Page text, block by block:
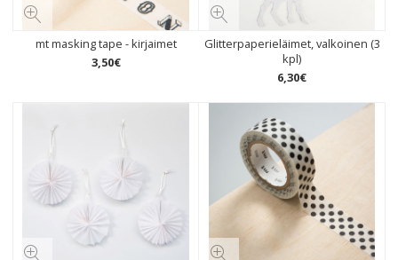
mt masking tape - kirjaimet
3,50€
Glitterpaperieläimet, valkoinen (3
kpl)
6,30€